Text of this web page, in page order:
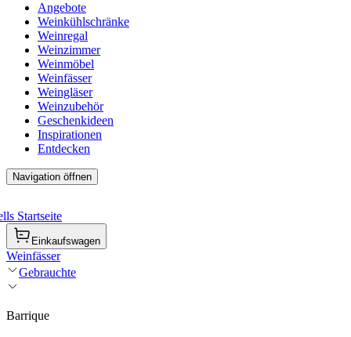
Angebote
Weinkühlschränke
Weinregal
Weinzimmer
Weinmöbel
Weinfässer
Weingläser
Weinzubehör
Geschenkideen
Inspirationen
Entdecken
Navigation öffnen
Startseite
Einkaufswagen
Weinfässer
Gebrauchte
Barrique